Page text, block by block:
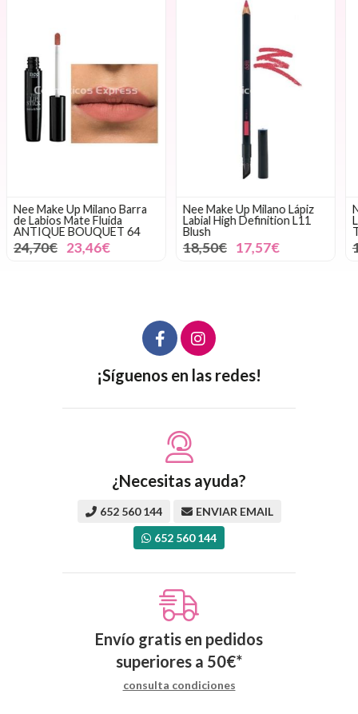
Nee Make Up Milano Lápiz
Labial High Definition L11
Blush
18,50€ 17,57€
Nee Make Up Milano Lápiz
Labial High Definition L2
Tibetan Red
18,50€ 17,57€
¡Síguenos en las redes!
¿Necesitas ayuda?
652 560 144
ENVIAR EMAIL
652 560 144
Envío gratis en pedidos
superiores a 50€*
consulta condiciones